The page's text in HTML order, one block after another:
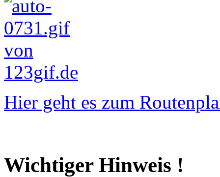
Hier geht es zum
Wichtiger Hinweis !